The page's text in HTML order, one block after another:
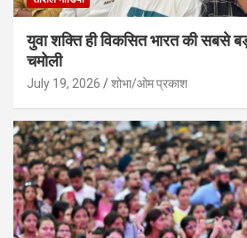
युवा शक्ति ही विकसित भारत की सबसे
चमोली
July 19, 2026 शोभा/ओम प्रकाश